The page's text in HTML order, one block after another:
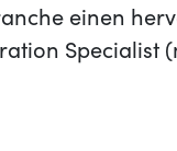
einen
Specialist